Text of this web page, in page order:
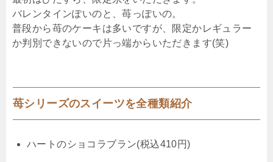
バレンタインぽいのと、苺っぽいの。
普段から苺のケーキは多いですが、限定かレギュラー
か判別できないので片っ端からいただきます(笑)
苺シリーズのスイーツを全種類紹介
ハートのショコラブラン(税込410円)